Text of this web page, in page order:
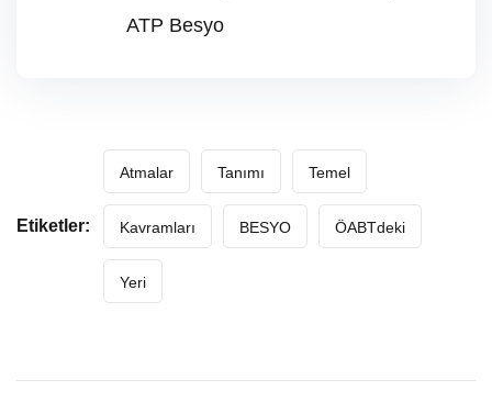
ATP Besyo
Etiketler:
Atmalar Tanımı Temel
Kavramları BESYO ÖABTdeki
Yeri